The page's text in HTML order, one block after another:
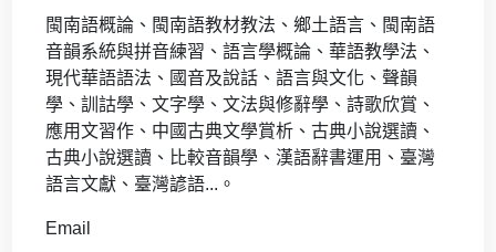
閩南語概論、閩南語教材教法、鄉土語言、閩南語
音韻系統與拼音練習、語言學概論、華語教學法、
現代華語語法、國音及說話、語言與文化、聲韻
學、訓詁學、文字學、文法與修辭學、詩歌欣賞、
應用文習作、中國古典文學賞析、古典小說選讀、
古典小說選讀、比較音韻學、漢語辭書運用、臺灣
語言文獻、臺灣諺語...。
Email